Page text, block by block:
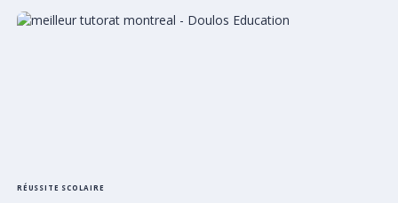
RÉUSSITE SCOLAIRE